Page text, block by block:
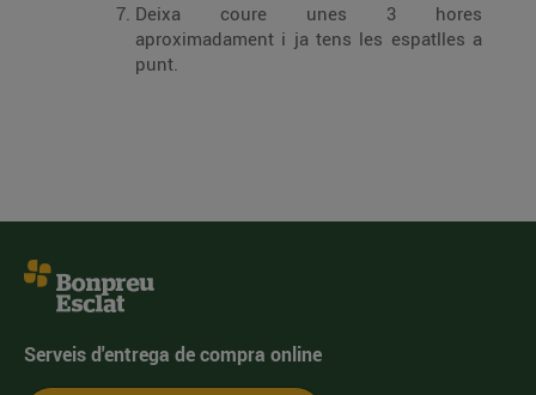
Deixa coure unes 3 hores
aproximadament i ja tens les espatlles a
punt.
Serveis d'entrega de compra online